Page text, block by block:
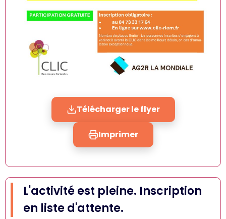
Télécharger le flyer
Imprimer
L'activité est pleine. Inscription
en liste d'attente.